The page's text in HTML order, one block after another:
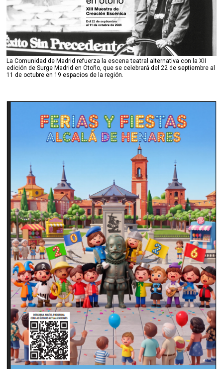
La Comunidad de Madrid refuerza la escena teatral alternativa con la XII
edición de Surge Madrid en Otoño, que se celebrará del 22 de septiembre al
11 de octubre en 19 espacios de la región.